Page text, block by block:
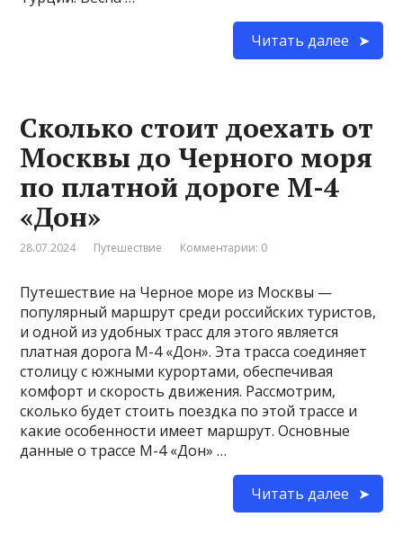
Читать далее
Сколько стоит доехать от
Москвы до Черного моря
по платной дороге М-4
«Дон»
28.07.2024 Путешествие Комментарии: 0
Путешествие на Черное море из Москвы —
популярный маршрут среди российских туристов,
и одной из удобных трасс для этого является
платная дорога М-4 «Дон». Эта трасса соединяет
столицу с южными курортами, обеспечивая
комфорт и скорость движения. Рассмотрим,
сколько будет стоить поездка по этой трассе и
какие особенности имеет маршрут. Основные
данные о трассе М-4 «Дон» …
Читать далее